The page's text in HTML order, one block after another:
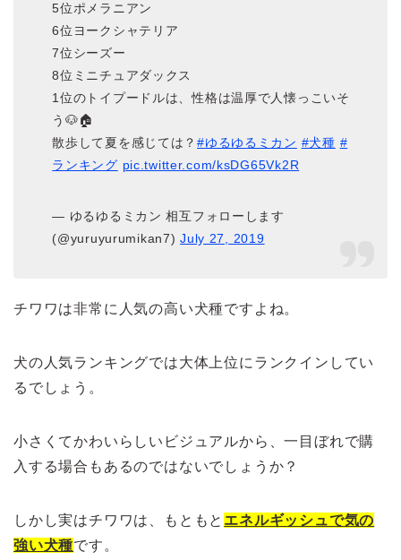
5位ポメラニアン
6位ヨークシャテリア
7位シーズー
8位ミニチュアダックス
1位のトイプードルは、性格は温厚で人懐っこいそ
う🐶🏠
散歩して夏を感じては？#ゆるゆるミカン #犬種 #
ランキング pic.twitter.com/ksDG65Vk2R
— ゆるゆるミカン 相互フォローします
(@yuruyurumikan7)July 27, 2019
チワワは非常に人気の高い犬種ですよね。
犬の人気ランキングでは大体上位にランクインしてい
るでしょう。
小さくてかわいらしいビジュアルから、一目ぼれで購
入する場合もあるのではないでしょうか？
しかし実はチワワは、もともと エネルギッシュで気の
強い犬種です。